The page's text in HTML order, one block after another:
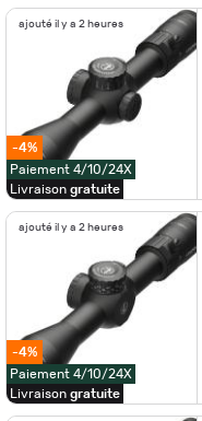
ajouté il y a 2 heures
-4%
Paiement 4/10/24X
Livraison gratuite
ajouté il y a 2 heures
-4%
Paiement 4/10/24X
Livraison gratuite